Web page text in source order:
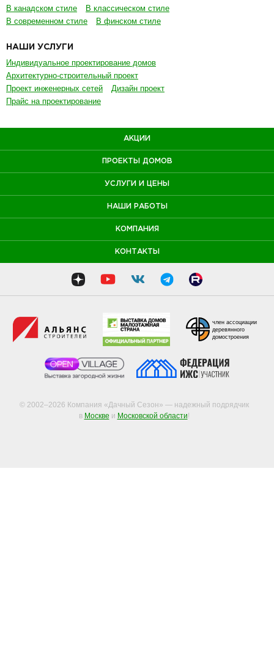
В канадском стиле
В классическом стиле
В современном стиле
В финском стиле
НАШИ УСЛУГИ
Индивидуальное проектирование домов
Архитектурно-строительный проект
Проект инженерных сетей
Дизайн проект
Прайс на проектирование
АКЦИИ
ПРОЕКТЫ ДОМОВ
УСЛУГИ И ЦЕНЫ
НАШИ РАБОТЫ
КОМПАНИЯ
КОНТАКТЫ
© 2002–2026 Компания «Дачный Сезон» — надежный подрядчик
в Москве и Московской области!
член ассоциации
деревянного
домостроения